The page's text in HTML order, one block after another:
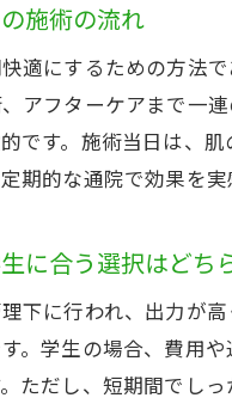
学生
施術の流れ
適にするための方法
アフターケアまで一
です。施術当日は、
期的な通院で効果を
に合う選択はどち
下に行われ、出力が
。学生の場合、費用
ただし、短期間でし